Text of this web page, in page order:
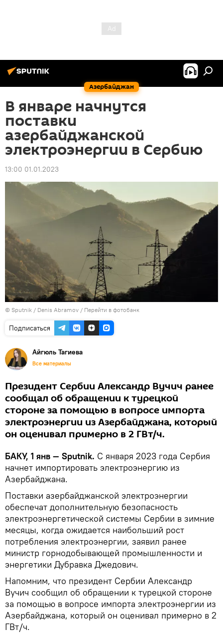
Азербайджан
В январе начнутся
поставки
азербайджанской
электроэнергии в Сербию
13:00 01.01.2023
© Sputnik / Denis Abramov / Перейти в фотобанк
Подписаться
Айгюль Тагиева
Все материалы
Президент Сербии Александр Вучич ранее
сообщал об обращении к турецкой
стороне за помощью в вопросе импорта
электроэнергии из Азербайджана, который
он оценивал примерно в 2 ГВт/ч.
БАКУ, 1 янв — Sputnik. С января 2023 года Сербия
начнет импортировать электроэнергию из
Азербайджана.
Поставки азербайджанской электроэнергии
обеспечат дополнительную безопасность
электроэнергетической системы Сербии в зимние
месяцы, когда ожидается наибольший рост
потребления электроэнергии, заявил ранее
министр горнодобывающей промышленности и
энергетики Дубравка Джедович.
Напомним, что президент Сербии Александр
Вучич сообщил об обращении к турецкой стороне
за помощью в вопросе импорта электроэнергии из
Азербайджана, который он оценивал примерно в 2
ГВт/ч.